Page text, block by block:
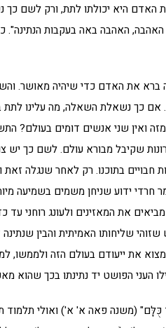
היא יכולתו לתת, ורק לשם כך
האהבה באה בעקבות הנתינה".
את האדם כדי שיהיה מאושר.
אם כך נשאלת השאלה, מה עלינו
ואין שני אנשים דומים בעולם?
שקיבל מבורא עולם. לשם כך יש
חבויים בתוכנו. רק לאחר שנגלה
חרדי ידוע שניחן משמים בשמיעה
את המאזינים ולעונג רוחני
שליחותו האמיתית והבין
את ייעודם בעולם הזה ולממשו,
העני הפושט יד נתינתו בכך שהוא
כֻּלָּם" (משנה פאה א' א') ואולי תלמוד